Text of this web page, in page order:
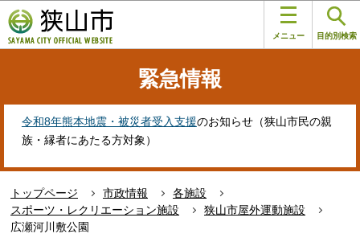
の
ペ
す
メニュー 目的別検索
緊急情報
令和8年熊本地震・被災者受入支援のお知らせ（狭山市民の親
族・縁者にあたる方対象）
トップページ 市政情報
各施設
スポーツ・レクリエーション施設
狭山市屋外運動施設
広瀬河川敷公園